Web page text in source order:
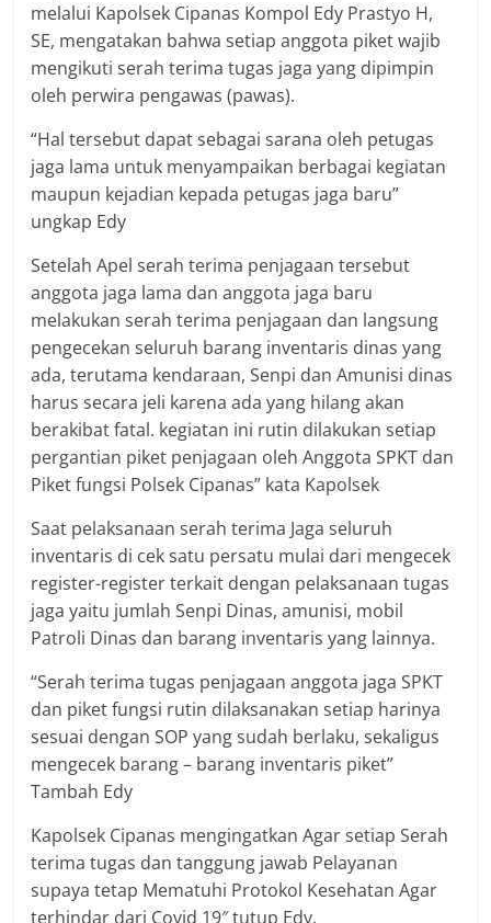
melalui Kapolsek Cipanas Kompol Edy Prastyo H,
SE, mengatakan bahwa setiap anggota piket wajib
mengikuti serah terima tugas jaga yang dipimpin
oleh perwira pengawas (pawas).
“Hal tersebut dapat sebagai sarana oleh petugas
jaga lama untuk menyampaikan berbagai kegiatan
maupun kejadian kepada petugas jaga baru”
ungkap Edy
Setelah Apel serah terima penjagaan tersebut
anggota jaga lama dan anggota jaga baru
melakukan serah terima penjagaan dan langsung
pengecekan seluruh barang inventaris dinas yang
ada, terutama kendaraan, Senpi dan Amunisi dinas
harus secara jeli karena ada yang hilang akan
berakibat fatal. kegiatan ini rutin dilakukan setiap
pergantian piket penjagaan oleh Anggota SPKT dan
Piket fungsi Polsek Cipanas” kata Kapolsek
Saat pelaksanaan serah terima Jaga seluruh
inventaris di cek satu persatu mulai dari mengecek
register-register terkait dengan pelaksanaan tugas
jaga yaitu jumlah Senpi Dinas, amunisi, mobil
Patroli Dinas dan barang inventaris yang lainnya.
“Serah terima tugas penjagaan anggota jaga SPKT
dan piket fungsi rutin dilaksanakan setiap harinya
sesuai dengan SOP yang sudah berlaku, sekaligus
mengecek barang – barang inventaris piket”
Tambah Edy
Kapolsek Cipanas mengingatkan Agar setiap Serah
terima tugas dan tanggung jawab Pelayanan
supaya tetap Mematuhi Protokol Kesehatan Agar
terhindar dari Covid 19″ tutup Edy.